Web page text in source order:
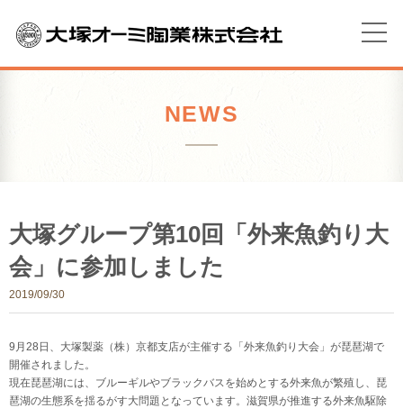
NEWS
大塚グループ第10回「外来魚釣り大
会」に参加しました
2019/09/30
9月28日、大塚製薬（株）京都支店が主催する「外来魚釣り大会」が琵琶湖で
開催されました。
現在琵琶湖には、ブルーギルやブラックバスを始めとする外来魚が繁殖し、琵
琶湖の生態系を揺るがす大問題となっています。滋賀県が推進する外来魚駆除